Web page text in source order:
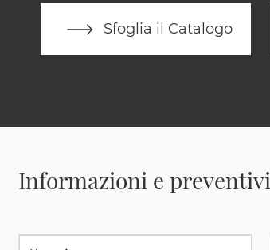
Sfoglia il Catalogo
Informazioni e preventivi